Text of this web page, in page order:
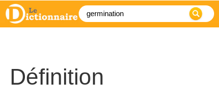
Définition